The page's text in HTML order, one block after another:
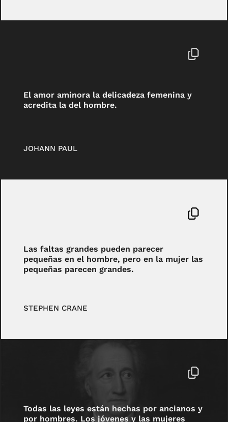
El amor aminora la delicadeza femenina y
acredita la del hombre.
JOHANN PAUL
Las faltas grandes pueden parecer
pequeñas en el hombre, pero en la mujer las
pequeñas parecen grandes.
STEPHEN CRANE
Todas las leyes están hechas por ancianos y
por hombres. Los jóvenes y las mujeres